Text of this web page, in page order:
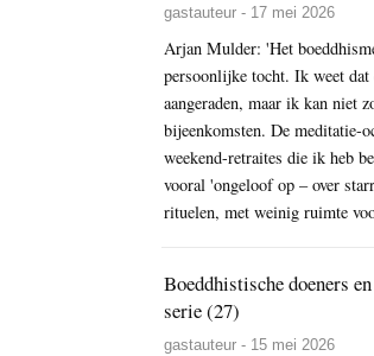
gastauteur - 17 mei 2026
Arjan Mulder: 'Het
persoonlijke tocht. Ik weet
aangeraden, maar ik kan niet
bijeenkomsten. De meditatie-
weekend-retraites die ik heb
vooral 'ongeloof op – over
rituelen, met weinig ruimte
Boeddhistische doeners
serie (27)
gastauteur - 15 mei 2026